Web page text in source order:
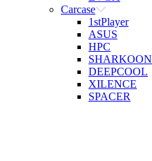
Carcase
1stPlayer
ASUS
HPC
SHARKOON
DEEPCOOL
XILENCE
SPACER